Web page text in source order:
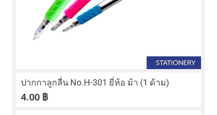
ปากกาลูกลื่น No.H-301 ยี่ห้อ ม้า (1 ด้าม)
4.00 ฿